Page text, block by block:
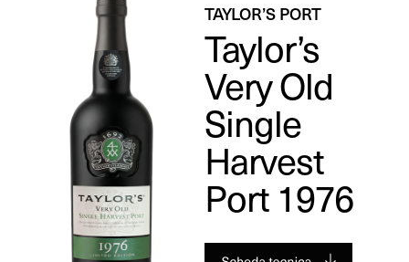
TAYLOR’S PORT
Taylor’s
Very Old
Single
Harvest
Port 1976